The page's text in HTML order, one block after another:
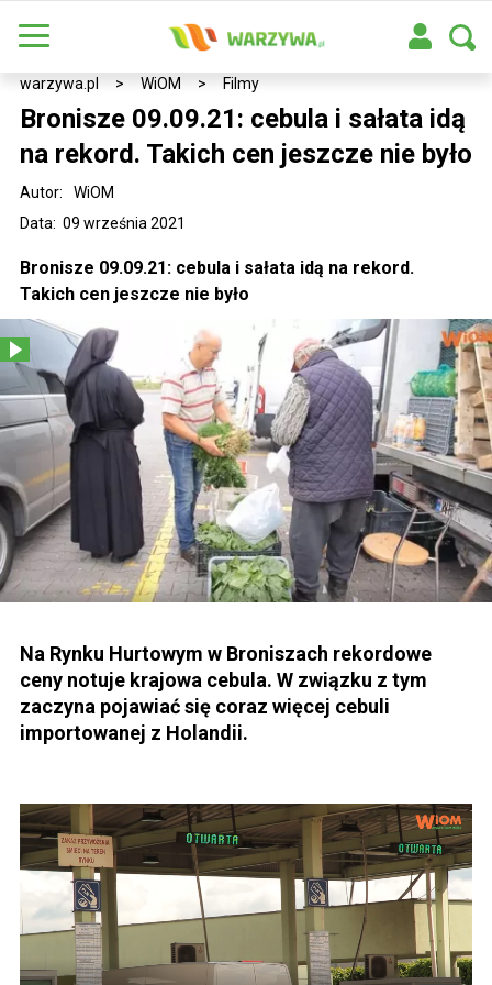
warzywa.pl > WiOM > Filmy
Bronisze 09.09.21: cebula i sałata idą
na rekord. Takich cen jeszcze nie było
Data: 09 września 2021
Autor: WiOM
Bronisze 09.09.21: cebula i sałata idą na rekord.
Takich cen jeszcze nie było
Na Rynku Hurtowym w Broniszach rekordowe
ceny notuje krajowa cebula. W związku z tym
zaczyna pojawiać się coraz więcej cebuli
importowanej z Holandii.